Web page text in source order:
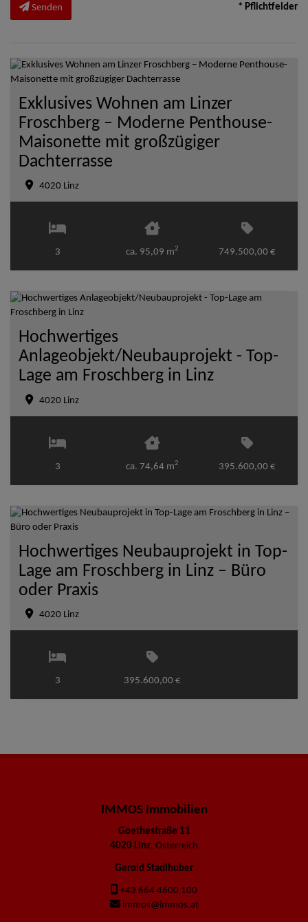
Senden * Pflichtfelder
Exklusives Wohnen am Linzer
Froschberg – Moderne Penthouse-
Maisonette mit großzügiger
Dachterrasse
4020 Linz
3 ca. 95,09 m2 749.500,00 €
Hochwertiges
Anlageobjekt/Neubauprojekt - Top-
Lage am Froschberg in Linz
4020 Linz
3 ca. 74,64 m2 395.600,00 €
Hochwertiges Neubauprojekt in Top-
Lage am Froschberg in Linz – Büro
oder Praxis
4020 Linz
3 395.600,00 €
IMMOS Immobilien
Goethestraße 11
4020 Linz, Österreich
Gerold Stadlhuber
+43 664 4600 100
immos@immos.at